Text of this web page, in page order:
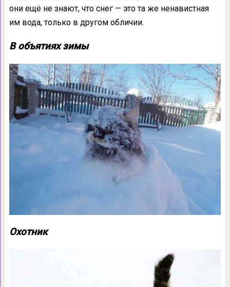
они ещё не знают, что снег — это та же ненавистная
им вода, только в другом обличии.
В объятиях зимы
Охотник